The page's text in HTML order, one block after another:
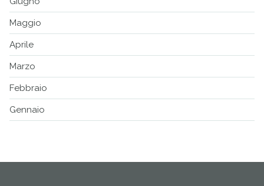
Maggio
Aprile
Marzo
Febbraio
Gennaio